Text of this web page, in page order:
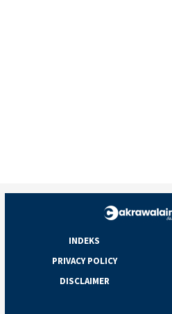
INDEKS
PRIVACY POLICY
DISCLAIMER